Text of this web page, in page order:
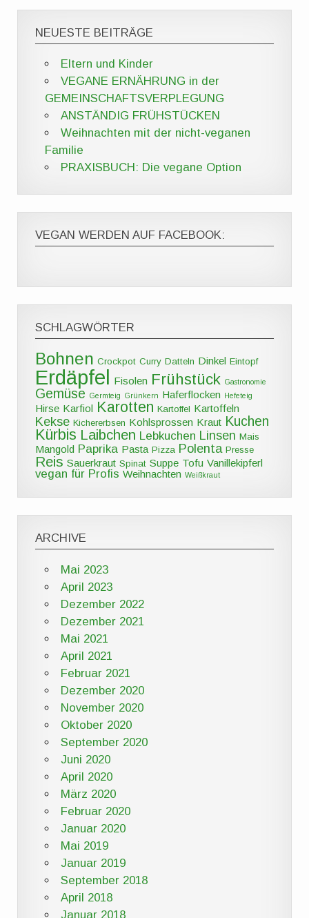
NEUESTE BEITRÄGE
Eltern und Kinder
VEGANE ERNÄHRUNG in der
GEMEINSCHAFTSVERPLEGUNG
ANSTÄNDIG FRÜHSTÜCKEN
Weihnachten mit der nicht-veganen
Familie
PRAXISBUCH: Die vegane Option
VEGAN WERDEN AUF FACEBOOK:
SCHLAGWÖRTER
Bohnen Crockpot Curry Datteln Dinkel Eintopf
Erdäpfel Fisolen Frühstück Gastronomie
Gemüse Germteig Grünkern Haferflocken Hefeteig
Hirse Karfiol Karotten Kartoffel Kartoffeln
Kekse Kichererbsen Kohlsprossen Kraut Kuchen
Kürbis Laibchen Lebkuchen Linsen Mais
Mangold Paprika Pasta Pizza Polenta Presse
Reis Sauerkraut Spinat Suppe Tofu Vanillekipferl
vegan für Profis Weihnachten Weißkraut
ARCHIVE
Mai 2023
April 2023
Dezember 2022
Dezember 2021
Mai 2021
April 2021
Februar 2021
Dezember 2020
November 2020
Oktober 2020
September 2020
Juni 2020
April 2020
März 2020
Februar 2020
Januar 2020
Mai 2019
Januar 2019
September 2018
April 2018
Januar 2018